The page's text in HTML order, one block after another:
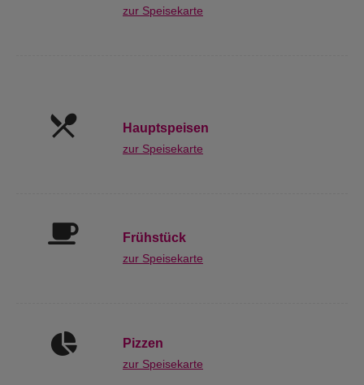
zur Speisekarte
Hauptspeisen
zur Speisekarte
Frühstück
zur Speisekarte
Pizzen
zur Speisekarte